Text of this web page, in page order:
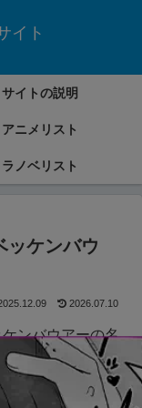
イト
サイトの説明
アニメリスト
ラノベリスト
ッケンバウ
2026.07.10
ンバウアーの名